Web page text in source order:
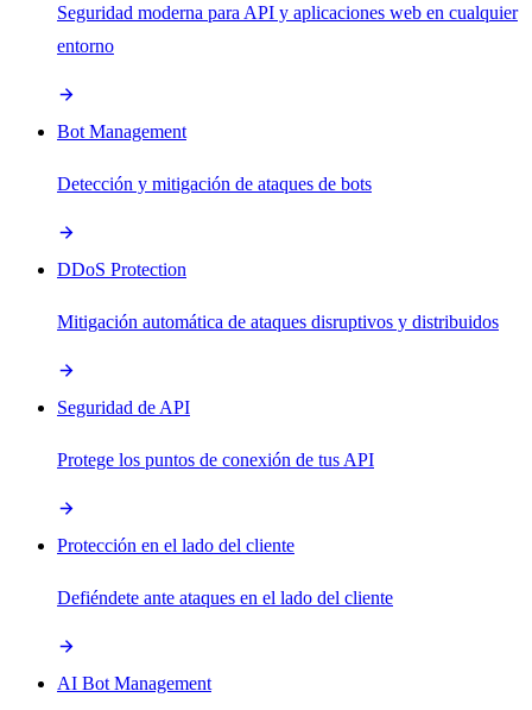
Seguridad moderna para API y aplicaciones web en cualquier
entorno
Bot Management
Detección y mitigación de ataques de bots
DDoS Protection
Mitigación automática de ataques disruptivos y distribuidos
Seguridad de API
Protege los puntos de conexión de tus API
Protección en el lado del cliente
Defiéndete ante ataques en el lado del cliente
AI Bot Management